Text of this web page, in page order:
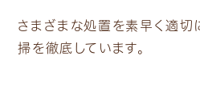
さまざまな処置を素早く適切
掃を徹底しています。